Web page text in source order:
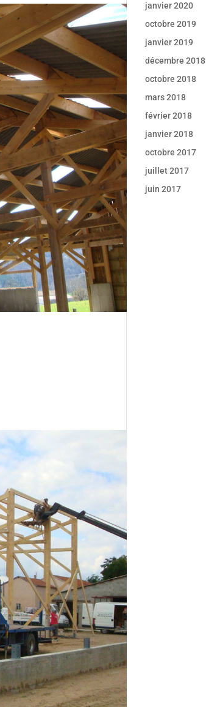
janvier 2020
octobre 2019
janvier 2019
décembre 2018
octobre 2018
mars 2018
février 2018
janvier 2018
octobre 2017
juillet 2017
juin 2017